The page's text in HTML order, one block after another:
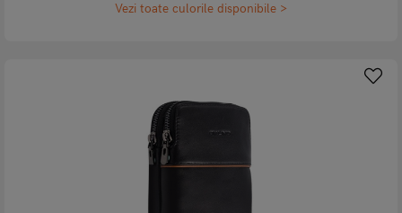
Vezi toate culorile disponibile >